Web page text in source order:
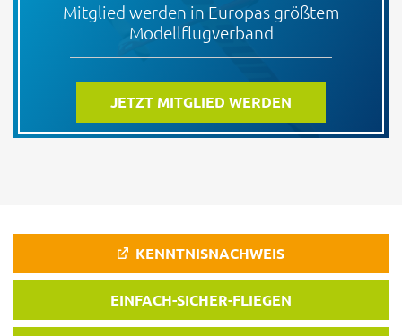
Mitglied werden in Europas größtem
Modellflugverband
JETZT MITGLIED WERDEN
KENNTNISNACHWEIS
EINFACH-SICHER-FLIEGEN